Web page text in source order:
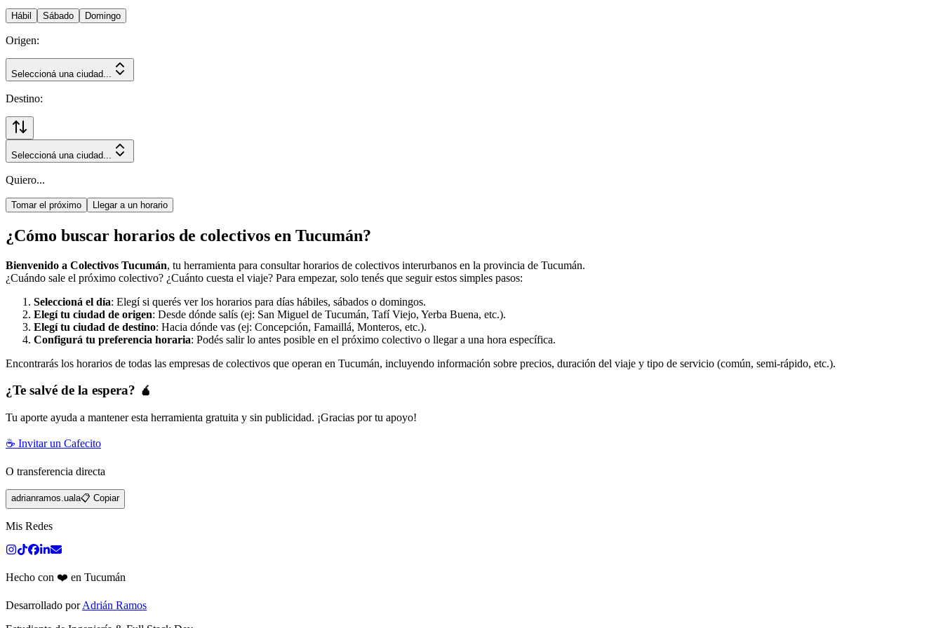
Hábil Sábado Domingo
Origen:
Seleccioná una ciudad...
Destino:
Seleccioná una ciudad...
Quiero...
Tomar el próximo Llegar a un horario
¿Cómo buscar horarios de colectivos en Tucumán?
Bienvenido a Colectivos Tucumán, tu herramienta para consultar horarios de colectivos interurbanos en la provincia de Tucumán.
¿Cuándo sale el próximo colectivo? ¿Cuánto cuesta el viaje? Para empezar, solo tenés que seguir estos simples pasos:
Seleccioná el día: Elegí si querés ver los horarios para días hábiles, sábados o domingos.
Elegí tu ciudad de origen: Desde dónde salís (ej: San Miguel de Tucumán, Tafí Viejo, Yerba Buena, etc.).
Elegí tu ciudad de destino: Hacia dónde vas (ej: Concepción, Famaillá, Monteros, etc.).
Configurá tu preferencia horaria: Podés salir lo antes posible en el próximo colectivo o llegar a una hora específica.
Encontrarás los horarios de todas las empresas de colectivos que operan en Tucumán, incluyendo información sobre precios, duración del viaje y tipo de servicio (común, semi-rápido, etc.).
¿Te salvé de la espera? 🧉
Tu aporte ayuda a mantener esta herramienta gratuita y sin publicidad. ¡Gracias por tu apoyo!
☕ Invitar un Cafecito
O transferencia directa
adrianramos.uala📋 Copiar
Mis Redes
Hecho con ❤️ en Tucumán
Desarrollado porAdrián Ramos